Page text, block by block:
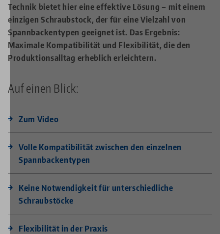
Technik bietet hier eine effektive Lösung – mit einem
einzigen Schraubstock, der für eine Vielzahl von
Spannbackentypen geeignet ist. Das Ergebnis:
Maximale Kompatibilität und Flexibilität, die den
Produktionsalltag erheblich erleichtern.
Auf einen Blick:
Zum Video
Volle Kompatibilität zwischen den einzelnen
Spannbackentypen
Keine Notwendigkeit für unterschiedliche
Schraubstöcke
Flexibilität in der Praxis